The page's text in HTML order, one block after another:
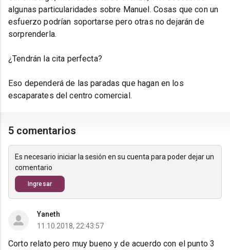
algunas particularidades sobre Manuel. Cosas que con un
esfuerzo podrían soportarse pero otras no dejarán de
sorprenderla.
¿Tendrán la cita perfecta?
Eso dependerá de las paradas que hagan en los
escaparates del centro comercial.
5 comentarios
Es necesario iniciar la sesión en su cuenta para poder dejar un
comentario
Ingresar
Yaneth
11.10.2018, 22:43:57
Corto relato pero muy bueno y de acuerdo con el punto 3